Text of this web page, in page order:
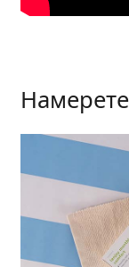
Persol